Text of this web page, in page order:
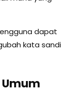
dapat
kata sandi